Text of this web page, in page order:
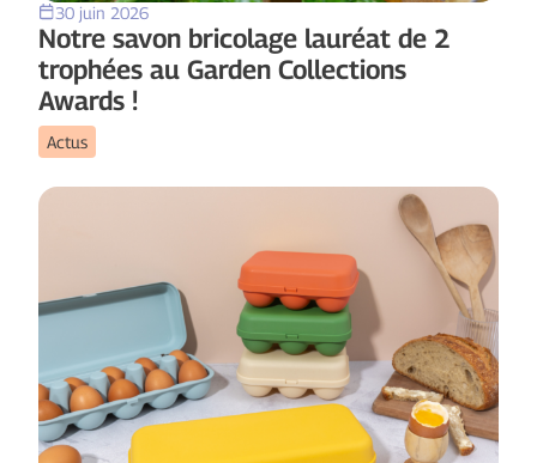
30 juin 2026
Notre savon bricolage lauréat de 2
trophées au Garden Collections
Awards !
Actus